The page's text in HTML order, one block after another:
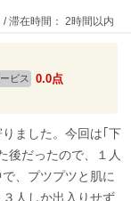
滞在時間： 2時間以内
ビス 0.0点
ました。今回は｢下
後だったので、１人
、プツプツと肌に
人しか出入りせず